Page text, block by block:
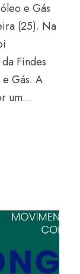
e Gás
(25). Na
Findes
Gás. A
um...